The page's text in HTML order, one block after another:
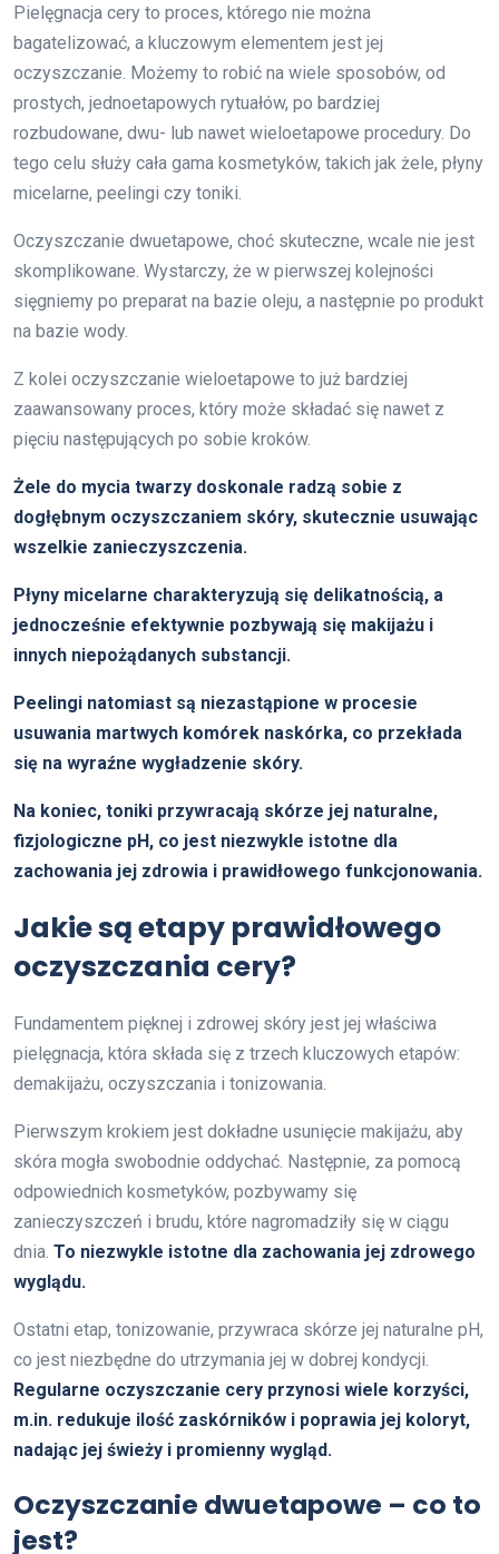
Pielęgnacja cery to proces, którego nie można
bagatelizować, a kluczowym elementem jest jej
oczyszczanie. Możemy to robić na wiele sposobów, od
prostych, jednoetapowych rytuałów, po bardziej
rozbudowane, dwu- lub nawet wieloetapowe procedury. Do
tego celu służy cała gama kosmetyków, takich jak żele, płyny
micelarne, peelingi czy toniki.
Oczyszczanie dwuetapowe, choć skuteczne, wcale nie jest
skomplikowane. Wystarczy, że w pierwszej kolejności
sięgniemy po preparat na bazie oleju, a następnie po produkt
na bazie wody.
Z kolei oczyszczanie wieloetapowe to już bardziej
zaawansowany proces, który może składać się nawet z
pięciu następujących po sobie kroków.
Żele do mycia twarzy doskonale radzą sobie z
dogłębnym oczyszczaniem skóry, skutecznie usuwając
wszelkie zanieczyszczenia.
Płyny micelarne charakteryzują się delikatnością, a
jednocześnie efektywnie pozbywają się makijażu i
innych niepożądanych substancji.
Peelingi natomiast są niezastąpione w procesie
usuwania martwych komórek naskórka, co przekłada
się na wyraźne wygładzenie skóry.
Na koniec, toniki przywracają skórze jej naturalne,
fizjologiczne pH, co jest niezwykle istotne dla
zachowania jej zdrowia i prawidłowego funkcjonowania.
Jakie są etapy prawidłowego
oczyszczania cery?
Fundamentem pięknej i zdrowej skóry jest jej właściwa
pielęgnacja, która składa się z trzech kluczowych etapów:
demakijażu, oczyszczania i tonizowania.
Pierwszym krokiem jest dokładne usunięcie makijażu, aby
skóra mogła swobodnie oddychać. Następnie, za pomocą
odpowiednich kosmetyków, pozbywamy się
zanieczyszczeń i brudu, które nagromadziły się w ciągu
dnia. To niezwykle istotne dla zachowania jej zdrowego
wyglądu.
Ostatni etap, tonizowanie, przywraca skórze jej naturalne pH,
co jest niezbędne do utrzymania jej w dobrej kondycji.
Regularne oczyszczanie cery przynosi wiele korzyści,
m.in. redukuje ilość zaskórników i poprawia jej koloryt,
nadając jej świeży i promienny wygląd.
Oczyszczanie dwuetapowe – co to
jest?